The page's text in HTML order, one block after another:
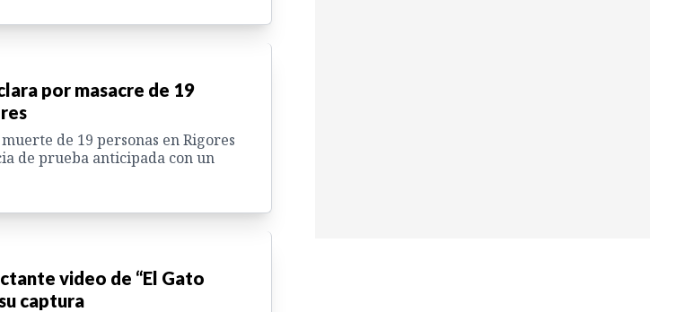
por masacre de 19
de 19 personas en Rigores
de prueba anticipada con un
video de “El Gato
captura